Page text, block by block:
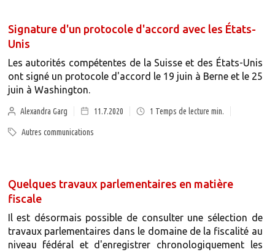
Signature d'un protocole d'accord avec les États-
Unis
Les autorités compétentes de la Suisse et des États-Unis
ont signé un protocole d'accord le 19 juin à Berne et le 25
juin à Washington.
Alexandra Garg 11.7.2020 1 Temps de lecture min.
Autres communications
Quelques travaux parlementaires en matière
fiscale
Il est désormais possible de consulter une sélection de
travaux parlementaires dans le domaine de la fiscalité au
niveau fédéral et d'enregistrer chronologiquement les